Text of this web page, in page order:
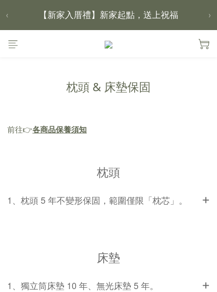
【 涼感家族 】天氣越熱，優惠越多
父親節｜靠山計劃，最高折 $2,500
‹ ›
枕頭 & 床墊保固
前往👉各商品保養須知
枕頭
1、枕頭 5 年不變形保固，範圍僅限「枕芯」。
床墊
1、獨立筒床墊 10 年、無光床墊 5 年。